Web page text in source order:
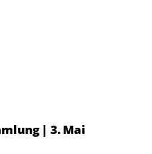
| 3. Mai